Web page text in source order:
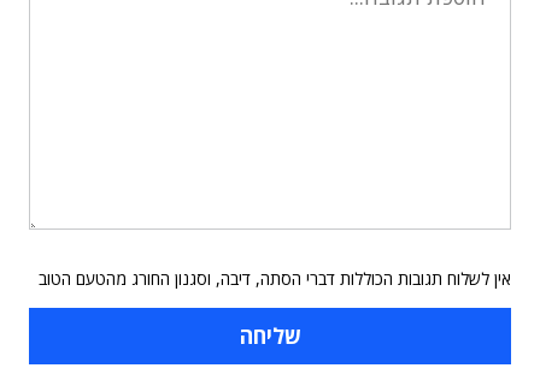
אין לשלוח תגובות הכוללות דברי הסתה, דיבה, וסגנון החורג מהטעם הטוב